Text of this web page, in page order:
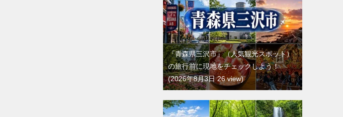
『青森県三沢市』（人気観光スポット）
の旅行前に現地をチェックしよう！
2026年8月3日 26 view